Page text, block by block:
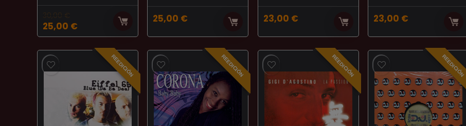
30,00 €
El
precio
era:
30,00 €.
25,00 €
precio
actual
25,00 €.
25,00 € 23,00 € 23,00 €
REEDICIÓN REEDICIÓN REEDICIÓN REEDICIÓN